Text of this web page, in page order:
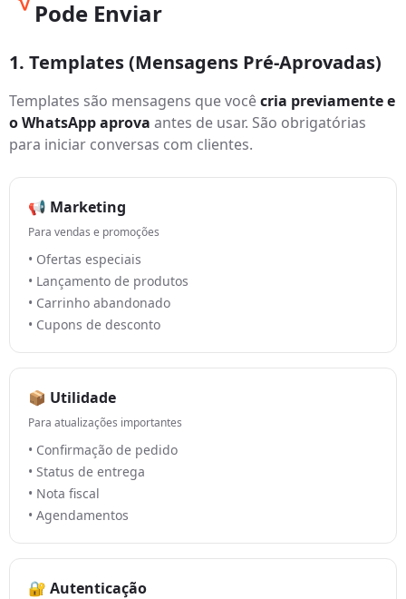
Pode Enviar
1. Templates (Mensagens Pré-Aprovadas)
Templates são mensagens que vocêcria previamente e
o WhatsApp aprova antes de usar. São obrigatórias
para iniciar conversas com clientes.
📢 Marketing
Para vendas e promoções
• Ofertas especiais
• Lançamento de produtos
• Carrinho abandonado
• Cupons de desconto
📦 Utilidade
Para atualizações importantes
• Confirmação de pedido
• Status de entrega
• Nota fiscal
• Agendamentos
🔐 Autenticação